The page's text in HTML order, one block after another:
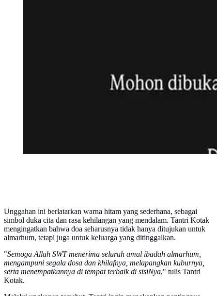
Unggahan ini berlatarkan warna hitam yang sederhana, sebagai
simbol duka cita dan rasa kehilangan yang mendalam. Tantri Kotak
mengingatkan bahwa doa seharusnya tidak hanya ditujukan untuk
almarhum, tetapi juga untuk keluarga yang ditinggalkan.
"Semoga Allah SWT menerima seluruh amal ibadah almarhum,
mengampuni segala dosa dan khilafnya, melapangkan kuburnya,
serta menempatkannya di tempat terbaik di sisiNya," tulis Tantri
Kotak.